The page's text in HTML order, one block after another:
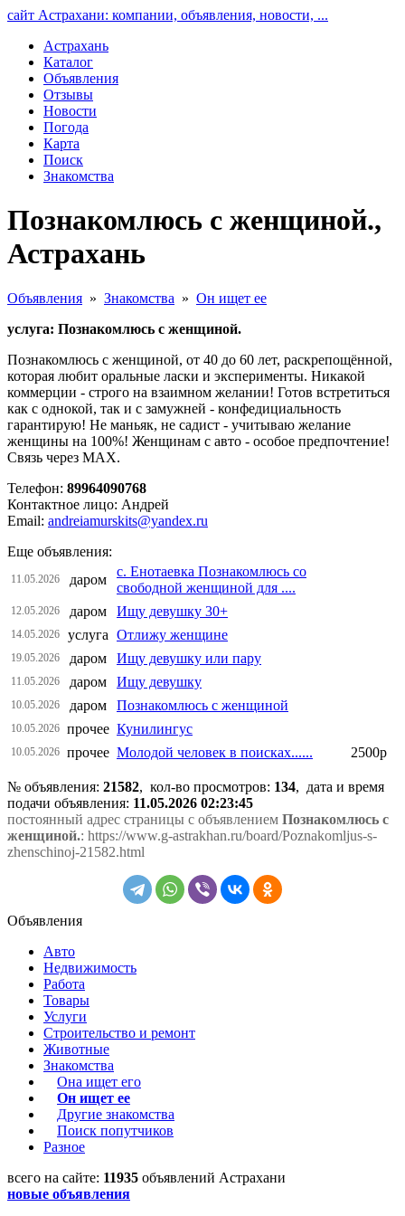
сайт Астрахани: компании, объявления, новости, ...
Астрахань
Каталог
Объявления
Отзывы
Новости
Погода
Карта
Поиск
Знакомства
Познакомлюсь с женщиной.,
Астрахань
Объявления » Знакомства » Он ищет ее
услуга: Познакомлюсь с женщиной.
Познакомлюсь с женщиной, от 40 до 60 лет, раскрепощëнной,
которая любит оральные ласки и эксперименты. Никакой
коммерции - строго на взаимном желании! Готов встретиться
как с однокой, так и с замужней - конфедициальность
гарантирую! Не маньяк, не садист - учитываю желание
женщины на 100%! Женщинам с авто - особое предпочтение!
Связь через МАХ.
Телефон: 89964090768
Контактное лицо: Андрей
Email: andreiamurskits@yandex.ru
Еще объявления:
11.05.2026 даром
с. Енотаевка Познакомлюсь со
свободной женщиной для ....
12.05.2026 даром Ищу девушку 30+
14.05.2026 услуга Отлижу женщине
19.05.2026 даром Ищу девушку или пару
11.05.2026 даром Ищу девушку
10.05.2026 даром Познакомлюсь с женщиной
10.05.2026 прочее Кунилингус
10.05.2026 прочее Молодой человек в поисках...... 2500р
№ объявления: 21582, кол-во просмотров: 134, дата и время
подачи объявления: 11.05.2026 02:23:45
постоянный адрес страницы с объявлением Познакомлюсь с
женщиной.: https://www.g-astrakhan.ru/board/Poznakomljus-s-
zhenschinoj-21582.html
Объявления
Авто
Недвижимость
Работа
Товары
Услуги
Строительство и ремонт
Животные
Знакомства
Она ищет его
Он ищет ее
Другие знакомства
Поиск попутчиков
Разное
всего на сайте: 11935 объявлений Астрахани
новые объявления